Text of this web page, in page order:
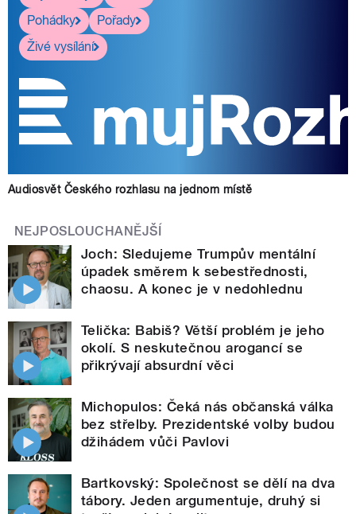
Pohádky
Pořady
Živé vysílání
Audiosvět Českého rozhlasu na jednom místě
NEJPOSLOUCHANĚJŠÍ
Joch: Sledujeme Trumpův mentální
úpadek směrem k sebestřednosti,
chaosu. A konec je v nedohlednu
Telička: Babiš? Větší problém je jeho
okolí. S neskutečnou arogancí se
přikrývají absurdní věci
Michopulos: Čeká nás občanská válka
bez střelby. Prezidentské volby budou
džihádem vůči Pavlovi
Bartkovský: Společnost se dělí na dva
tábory. Jeden argumentuje, druhý si